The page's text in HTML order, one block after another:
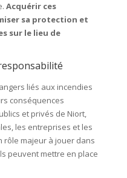
Acquérir ces
sa protection et
sur le lieu de
liés aux incendies
conséquences
et privés de Niort,
les entreprises et les
rôle majeur à jouer dans
peuvent mettre en place